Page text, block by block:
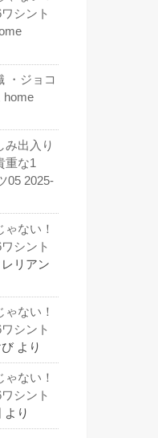
シント
・ジョコ
home
み出入り
重な1
05 2025-
ない！
シント
リアン
ない！
シント
より
ない！
シント
より